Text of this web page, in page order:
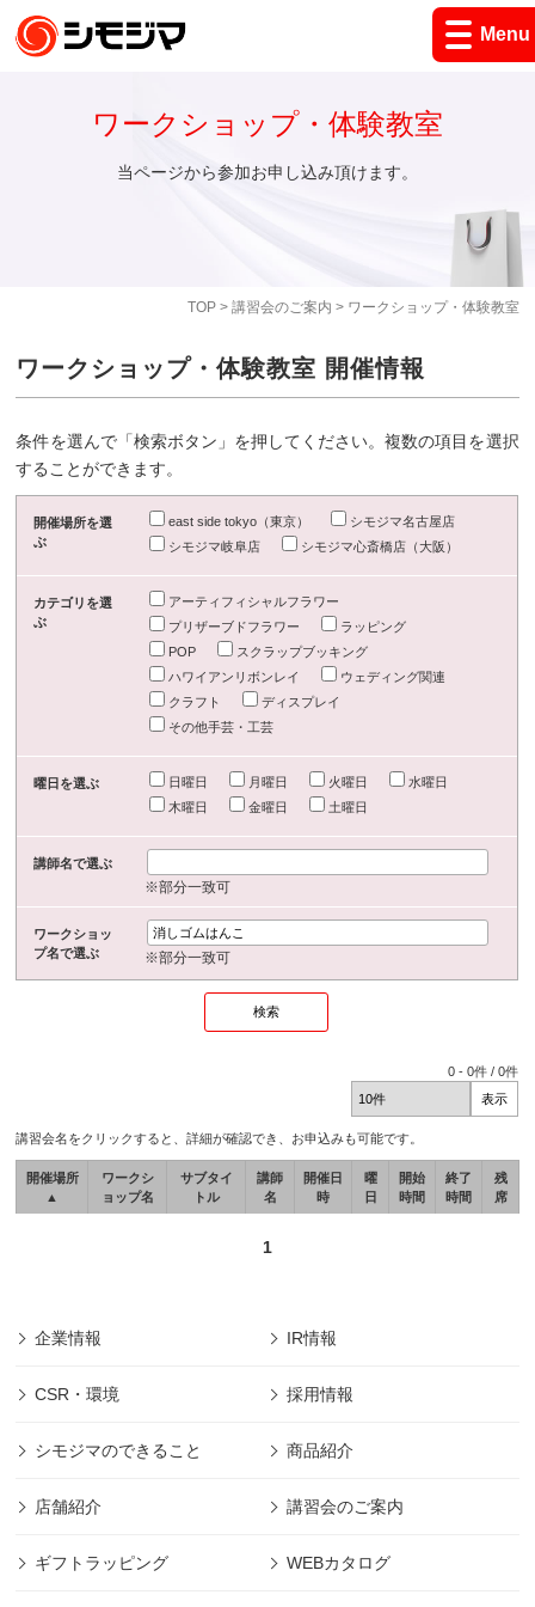
Menu
TOP> 講習会のご案内 > ワークショップ・体験教室
ワークショップ・体験教室
当ページから参加お申し込み頂けます。
ワークショップ・体験教室 開催情報
条件を選んで「検索ボタン」を押してください。複数の項目を選択
することができます。
開催場所を選
ぶ
east side tokyo（東京）
シモジマ名古屋店
シモジマ岐阜店
シモジマ心斎橋店（大阪）
カテゴリを選
ぶ
アーティフィシャルフラワー
プリザーブドフラワー
ラッピング
POP
スクラップブッキング
ハワイアンリボンレイ
ウェディング関連
クラフト
ディスプレイ
その他手芸・工芸
曜日を選ぶ 日曜日 月曜日 火曜日
水曜日
木曜日
金曜日 土曜日
講師名で選ぶ
※部分一致可
ワークショッ
プ名で選ぶ
※部分一致可
0 -0件 /0件
講習会名をクリックすると、詳細が確認でき、お申込みも可能です。
開催場所
▲
ワークシ
ョップ名
サブタイ
トル
講師
名
開催日
時
曜
日
開始
時間
終了
時間
残
席
1
企業情報 IR情報
CSR・環境 採用情報
シモジマのできること 商品紹介
店舗紹介 講習会のご案内
ギフトラッピング WEBカタログ